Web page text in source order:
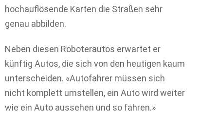
hochauflösende Karten die Straßen sehr
genau abbilden.
Neben diesen Roboterautos erwartet er
künftig Autos, die sich von den heutigen kaum
unterscheiden. «Autofahrer müssen sich
nicht komplett umstellen, ein Auto wird weiter
wie ein Auto aussehen und so fahren.»